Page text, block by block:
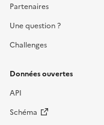
Partenaires
Une question ?
Challenges
Données ouvertes
API
Schéma